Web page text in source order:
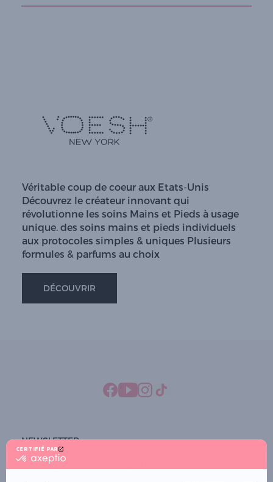
CERTIFIÉ PAR
certifié
Véritable coup de coeur aux Etats-Unis
Découvrez le créateur innovant qui
révolutionne les soins Mains et Pieds à usage
unique. des soins mains et pieds individuels
aux protocoles simples & uniques Plusieurs
formules & parfums au choix
DÉCOUVRIR
NEWSLETTER
SOUSCRIRE À LA NEWSLETTER